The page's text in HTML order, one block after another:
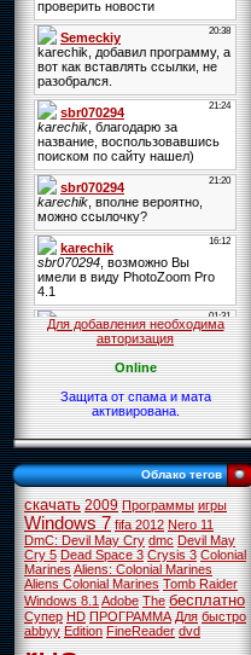
Для добавления необходима
авторизация
Online
Защита от спама и мата
активирована.
Облако тегов
скачать 2009 Программы игры
Windows 7 fifa 2012 Nero 11
DmC: Devil May Cry dmc Devil May
Cry 5 Dead Space 3 Crysis 3 Colonial
MarinesAliens: Colonial Marines
Aliens Colonial Marines Tomb Raider
Windows 8.1Adobe The бесплатно
Супер HD ПРОГРАММА Для быстро
abbyy Edition FineReader dvd